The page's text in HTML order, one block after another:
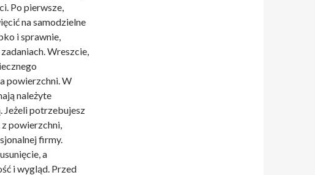
Po pierwsze,
na samodzielne
i sprawnie,
Wreszcie,
powierzchni. W
należyte
Jeżeli potrzebujesz
powierzchni,
firmy.
a
i wygląd. Przed